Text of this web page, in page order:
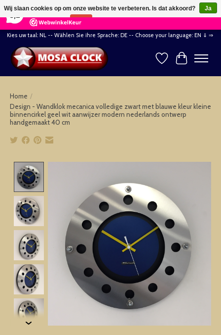
164 Reviews ×
Kies uw taal: NL -- Wählen Sie ihre Sprache: DE -- Choose your language: EN ⇓ ⇒
Verlanglijst
Home /
Design - Wandklok mecanica volledige zwart met blauwe kleur kleine
binnencirkel geel wit aanwijzer modern nederlands ontwerp
handgemaakt 40 cm
Wij slaan cookies op om onze website te verbeteren. Is dat akkoord?
Ja
Nee